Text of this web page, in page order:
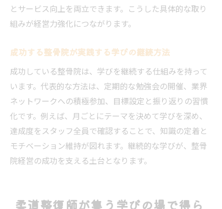
整骨院運営で役立つ学びの場の選び方とは
持
整骨院経営に必要な実践的知識の学び方
整骨院運営に役立つ実践的な学びの活用術
整骨院現場で生きる実践的学びの取り入れ
方
学びの場で得る経営改善アイデアの活用方
法
柔道整復師会館で学ぶ最新施術知識の応用
日々の業務に学びを反映させる習慣づくり
とサービス向上を両立できます。こうした具体的な取り
組みが経営力強化につながります。
成功する整骨院が実践する学びの継続方法
成功している整骨院は、学びを継続する仕組みを持って
います。代表的な方法は、定期的な勉強会の開催、業界
ネットワークへの積極参加、目標設定と振り返りの習慣
化です。例えば、月ごとにテーマを決めて学びを深め、
達成度をスタッフ全員で確認することで、知識の定着と
モチベーション維持が図れます。継続的な学びが、整骨
院経営の成功を支える土台となります。
柔道整復師が集う学びの場で得ら